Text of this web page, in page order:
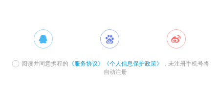
阅读并同意携程的 《服务协议》 《个人信息保护政策》
，未注册手机号将
自动注册